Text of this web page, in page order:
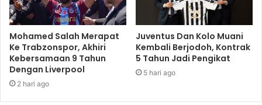
Mohamed Salah Merapat
Ke Trabzonspor, Akhiri
Kebersamaan 9 Tahun
Dengan Liverpool
2 hari ago
Juventus Dan Kolo Muani
Kembali Berjodoh, Kontrak
5 Tahun Jadi Pengikat
5 hari ago